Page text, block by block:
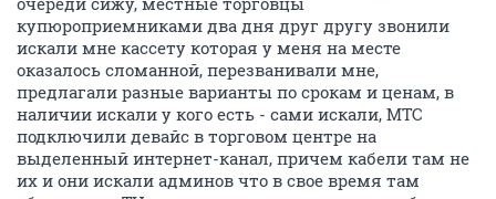
купюроприемниками два дня друг другу звонили
искали мне кассету которая у меня на месте
оказалось сломанной, перезванивали мне,
предлагали разные варианты по срокам и ценам, в
наличии искали у кого есть - сами искали, МТС
подключили девайс в торговом центре на
выделенный интернет-канал, причем кабели там не
их и они искали админов что в свое время там